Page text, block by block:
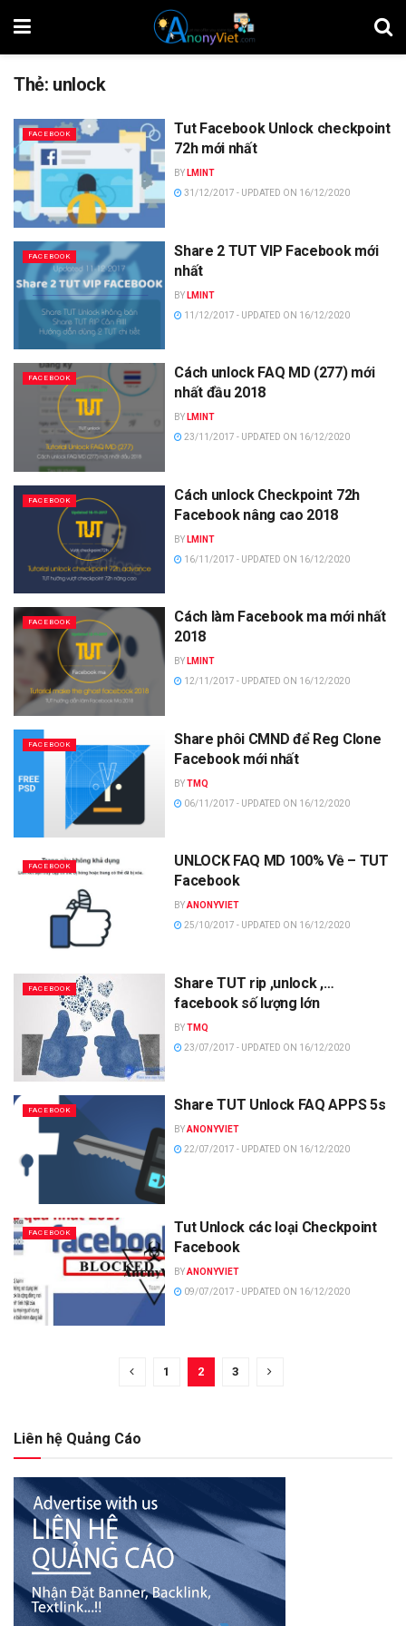
Thẻ: unlock
FACEBOOK
Tut Facebook Unlock checkpoint
72h mới nhất
BY LMINT
31/12/2017 - UPDATED ON 16/12/2020
FACEBOOK
Share 2 TUT VIP Facebook mới
nhất
BY LMINT
11/12/2017 - UPDATED ON 16/12/2020
FACEBOOK
Cách unlock FAQ MD (277) mới
nhất đầu 2018
BY LMINT
23/11/2017 - UPDATED ON 16/12/2020
FACEBOOK
Cách unlock Checkpoint 72h
Facebook nâng cao 2018
BY LMINT
16/11/2017 - UPDATED ON 16/12/2020
FACEBOOK
Cách làm Facebook ma mới nhất
2018
BY LMINT
12/11/2017 - UPDATED ON 16/12/2020
FACEBOOK
Share phôi CMND để Reg Clone
Facebook mới nhất
BYTMQ
06/11/2017 - UPDATED ON 16/12/2020
FACEBOOK
UNLOCK FAQ MD 100% Về – TUT
Facebook
BYANONYVIET
25/10/2017 - UPDATED ON 16/12/2020
FACEBOOK
Share TUT rip ,unlock ,…
facebook số lượng lớn
BYTMQ
23/07/2017 - UPDATED ON 16/12/2020
FACEBOOK Share TUT Unlock FAQ APPS 5s
BYANONYVIET
22/07/2017 - UPDATED ON 16/12/2020
FACEBOOK
Tut Unlock các loại Checkpoint
Facebook
BYANONYVIET
09/07/2017 - UPDATED ON 16/12/2020
1 2 3
Liên hệ Quảng Cáo